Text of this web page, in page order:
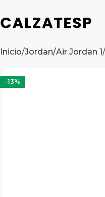
Inicio Jordan Air Jordan 1
-13%